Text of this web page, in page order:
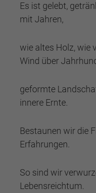
Es ist gelebt,
mit Jahren,
wie altes Holz, wie
Wind über
geformte
innere Ernte.
Bestaunen wir die
Erfahrungen.
So sind wir
Lebensreichtum.